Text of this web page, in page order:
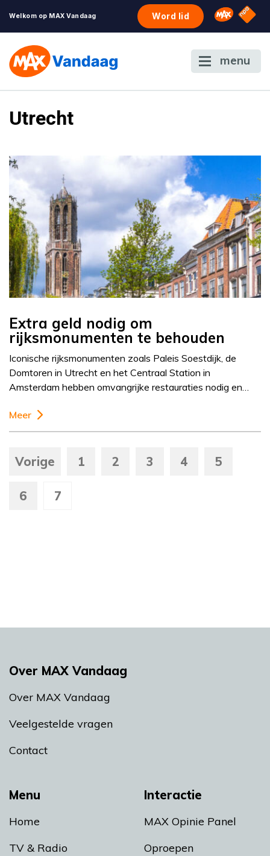
Welkom op MAX Vandaag Word lid Omroep
NPO
menu
Utrecht
Extra geld nodig om
rijksmonumenten te behouden
Iconische rijksmonumenten zoals Paleis Soestdijk, de
Domtoren in Utrecht en het Centraal Station in
Amsterdam hebben omvangrijke restauraties nodig en…
Meer
Vorige 1 2 3 4 5
6 7
Menu
Home
TV & Radio
Interactie
MAX Opinie Panel
Oproepen
Over MAX Vandaag
Over MAX Vandaag
Veelgestelde vragen
Contact